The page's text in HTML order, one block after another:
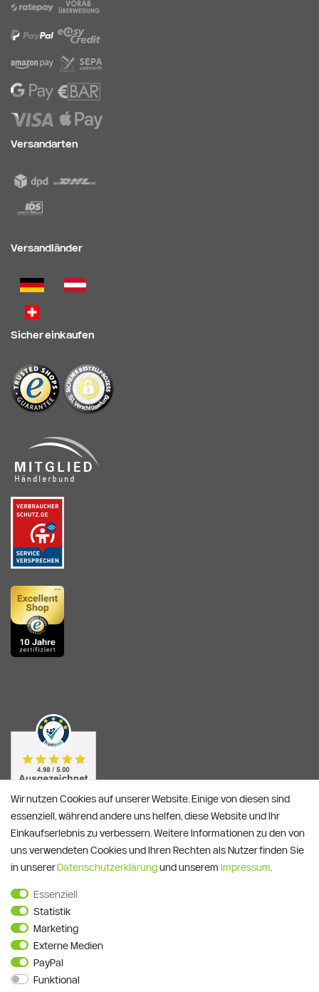
Versandarten
Versandländer
Sicher einkaufen
Alle Preise verstehen sich inkl. ges. MwSt. und zzgl.
© Copyright 2026 | Alle Rechte vorbehalten.
Wir nutzen Cookies auf unserer Website. Einige von diesen sind
essenziell, während andere uns helfen, diese Website und Ihr
Einkaufserlebnis zu verbessern. Weitere Informationen zu den von
uns verwendeten Cookies und Ihren Rechten als Nutzer finden Sie
in unsererDaten­schutz­erklärungund unserem Impressum
Essenziell
Statistik
Marketing
Externe Medien
PayPal
Funktional